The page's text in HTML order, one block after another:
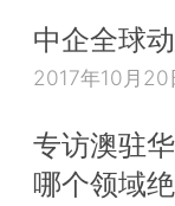
中企全球
2017年10月20
专访澳驻
哪个领域